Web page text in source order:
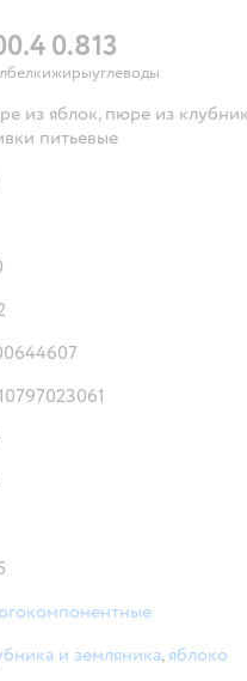
0.4
белки
0.8
жиры
13
углеводы
из яблок, пюре из
питьевые
и земляника, яблоко